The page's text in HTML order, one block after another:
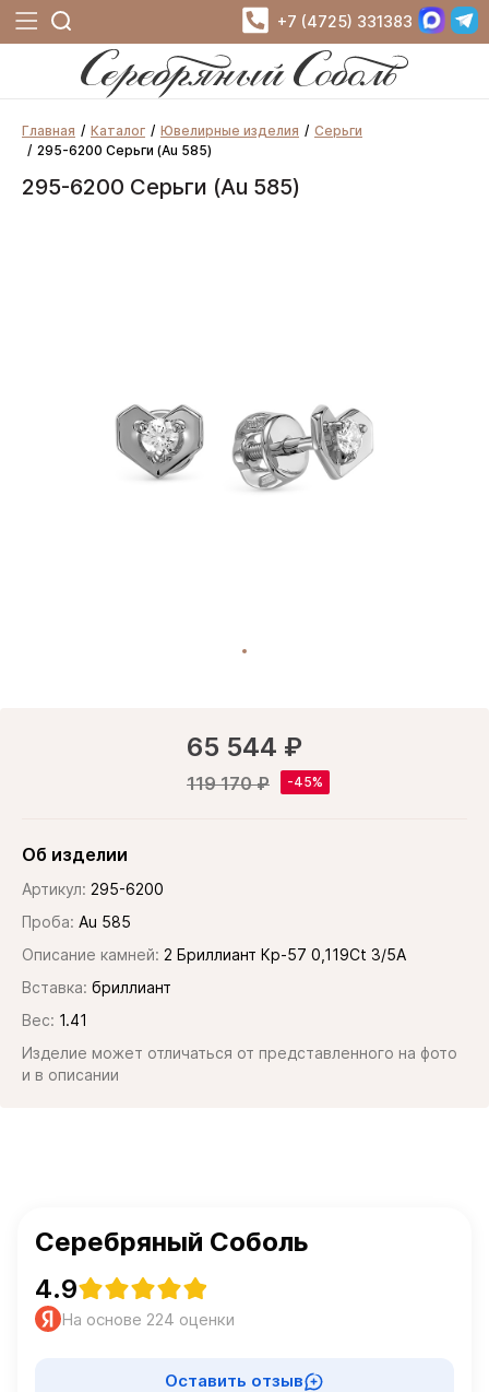
+7 (4725) 331383
Главная Каталог Ювелирные изделия
Серьги
295-6200 Серьги (Au 585)
295-6200 Серьги (Au 585)
65 544 ₽
119 170 ₽
Об изделии
Артикул: 295-6200
Проба: Au 585
Описание камней: 2 Бриллиант Кр-57 0,119Ct 3/5А
Вставка: бриллиант
Вес: 1.41
Изделие может отличаться от представленного на фото
и в описании
Серебряный Соболь
4.9
На основе 224 оценки
Оставить отзыв